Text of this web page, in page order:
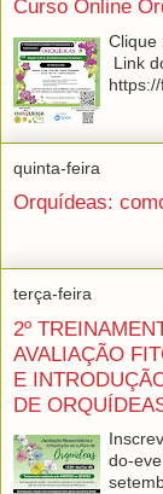
Curso Online
Clique
Link
quinta-feira
Orquídeas:
terça-feira
2º
AVALIAÇÃO
E
DE
do-